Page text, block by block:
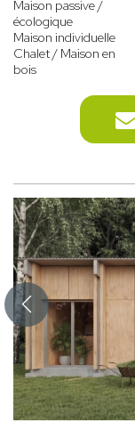
Maison passive /
écologique
Maison individuelle
Chalet / Maison en
bois